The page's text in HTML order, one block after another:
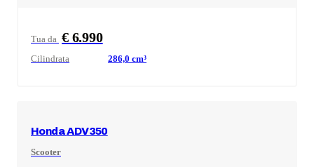
Tua da € 6.990
Cilindrata 286,0 cm³
HondaADV350
Scooter